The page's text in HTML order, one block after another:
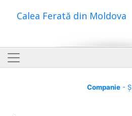
Calea Ferată din Moldova
Companie-